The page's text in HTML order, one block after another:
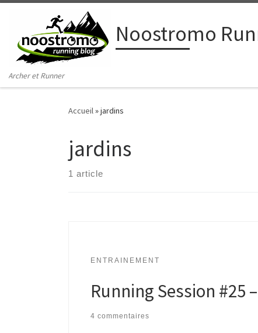
Passer au contenu
Noostromo
Archer et Runner
Accueil»jardins
jardins
1 article
ENTRAINEMENT
Running Session #25
4 commentaires